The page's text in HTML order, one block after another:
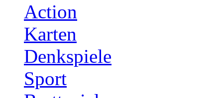
Action
Karten
Denkspiele
Sport